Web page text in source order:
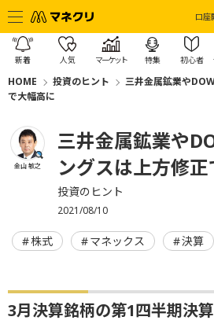
口座
新着 人気 マーケット 特集 初心者
HOME 投資のヒント
三井金属鉱業や
で大幅高に
金山 敏之
三井金属鉱業や
ングスは上方修
投資のヒント
2021/08/10
株式 マネックス 決算
3月決算銘柄の第1四半期決